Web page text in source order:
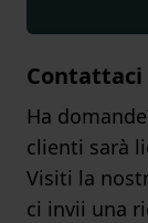
Contattaci
Ha
clienti sarà
Visiti la
ci invii una